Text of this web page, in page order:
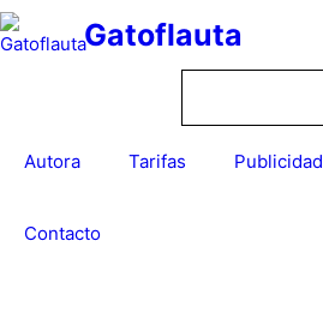
Saltar
al
Gatoflauta
Autora Tarifas Publicidad
Contacto